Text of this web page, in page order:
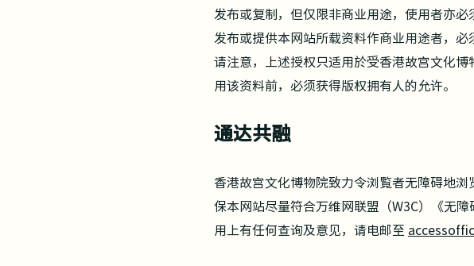
发布或复制，但仅限非商业用途，使用者亦
发布或提供本网站所载资料作商业用途者，
请注意，上述授权只适用於受香港故宫文化博
用该资料前，必须获得版权拥有人的允许。
通达共融
香港故宫文化博物院致力令浏覧者无障碍地
保本网站尽量符合万维网联盟（W3C）《无
用上有任何查询及意见，请电邮至